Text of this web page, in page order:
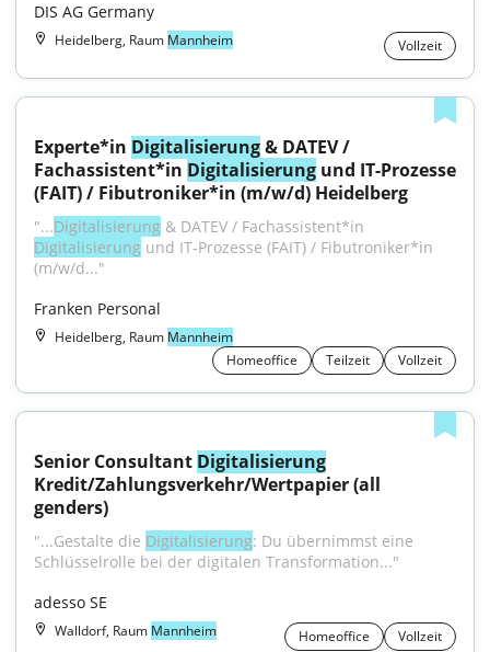
DIS AG Germany
Heidelberg, Raum Mannheim Vollzeit
Experte*in Digitalisierung & DATEV /
Fachassistent*in Digitalisierung und IT-Prozesse
(FAIT) / Fibutroniker*in (m/w/d) Heidelberg
"...Digitalisierung
Digitalisierung und IT-Prozesse (FAIT) / Fibutroniker*in
(m/w/d..."
Franken Personal
Heidelberg, Raum Mannheim
Homeoffice
Teilzeit Vollzeit
Senior Consultant Digitalisierung
Kredit/Zahlungsverkehr/Wertpapier (all
genders)
"...Gestalte die Digitalisierung: Du übernimmst eine
Schlüsselrolle bei der digitalen Transformation..."
adesso SE
Walldorf, Raum Mannheim Homeoffice Vollzeit